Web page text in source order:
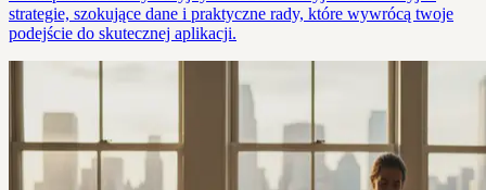
strategie, szokujące dane i praktyczne rady, które wywrócą twoje
podejście do skutecznej aplikacji.